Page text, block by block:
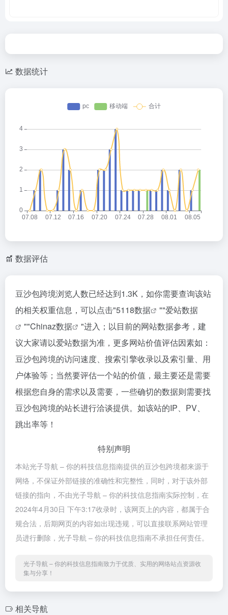
数据统计
数据评估
豆沙包跨境浏览人数已经达到1.3K，如你需要查询该站
的相关权重信息，可以点击"5118数据 ""爱站数据
""Chinaz数据
"进入；以目前的网站数据参考，建
议大家请以爱站数据为准，更多网站价值评估因素如：
豆沙包跨境的访问速度、搜索引擎收录以及索引量、用
户体验等；当然要评估一个站的价值，最主要还是需要
根据您自身的需求以及需要，一些确切的数据则需要找
豆沙包跨境的站长进行洽谈提供。如该站的IP、PV、
跳出率等！
特别声明
本站光子导航 – 你的科技信息指南提供的豆沙包跨境都来源于
网络，不保证外部链接的准确性和完整性，同时，对于该外部
链接的指向，不由光子导航 – 你的科技信息指南实际控制，在
2024年4月30日 下午3:17收录时，该网页上的内容，都属于合
规合法，后期网页的内容如出现违规，可以直接联系网站管理
员进行删除，光子导航 – 你的科技信息指南不承担任何责任。
光子导航 – 你的科技信息指南致力于优质、实用的网络站点资源收
集与分享！
相关导航